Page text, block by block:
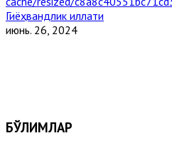
Гиёҳвандлик иллати
июнь. 26, 2024
БЎЛИМЛАР